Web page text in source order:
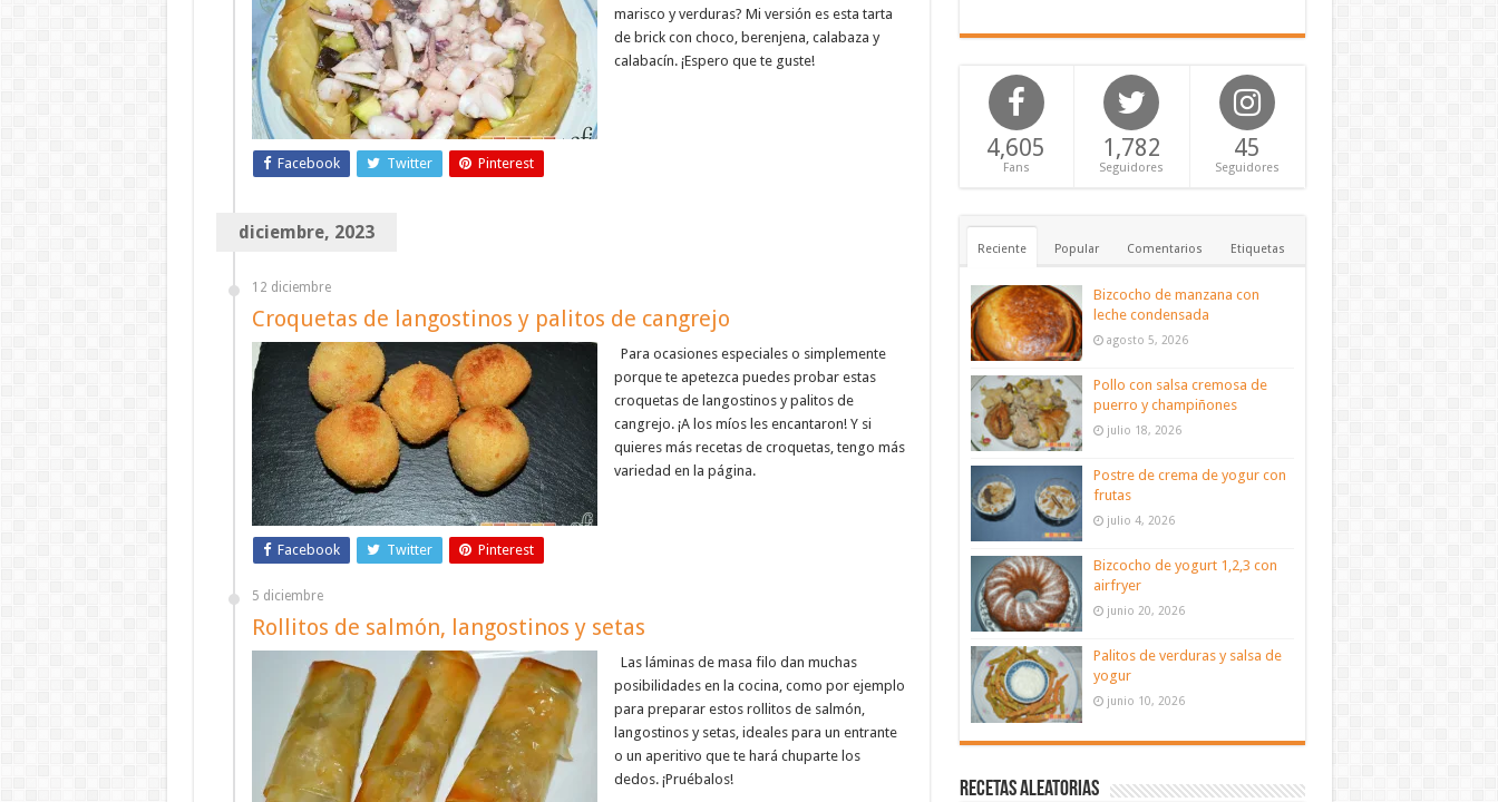
marisco y verduras? Mi versión es esta tarta
de brick con choco, berenjena, calabaza y
calabacín. ¡Espero que te guste!
Facebook Twitter Pinterest
diciembre, 2023
12 diciembre
Croquetas de langostinos y palitos de cangrejo
Para ocasiones especiales o simplemente
porque te apetezca puedes probar estas
croquetas de langostinos y palitos de
cangrejo. ¡A los míos les encantaron! Y si
quieres más recetas de croquetas, tengo más
variedad en la página.
Facebook Twitter Pinterest
5 diciembre
Rollitos de salmón, langostinos y setas
Las láminas de masa filo dan muchas
posibilidades en la cocina, como por ejemplo
para preparar estos rollitos de salmón,
langostinos y setas, ideales para un entrante
o un aperitivo que te hará chuparte los
dedos. ¡Pruébalos!
4,605
Fans
1,782
Seguidores
45
Seguidores
Reciente Popular Comentarios Etiquetas
Bizcocho de manzana con
leche condensada
agosto 5, 2026
Pollo con salsa cremosa de
puerro y champiñones
julio 18, 2026
Postre de crema de yogur con
frutas
julio 4, 2026
Bizcocho de yogurt 1,2,3 con
airfryer
junio 20, 2026
Palitos de verduras y salsa de
yogur
junio 10, 2026
Recetas aleatorias